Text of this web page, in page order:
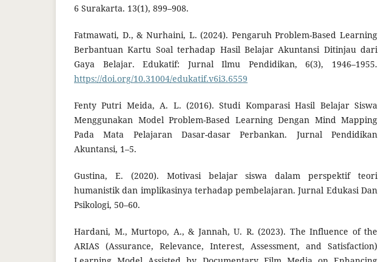
6 Surakarta. 13(1), 899–908.
Fatmawati, D., & Nurhaini, L. (2024). Pengaruh Problem-Based Learning
Berbantuan Kartu Soal terhadap Hasil Belajar Akuntansi Ditinjau dari
Gaya Belajar. Edukatif: Jurnal Ilmu Pendidikan, 6(3), 1946–1955.
https://doi.org/10.31004/edukatif.v6i3.6559
Fenty Putri Meida, A. L. (2016). Studi Komparasi Hasil Belajar Siswa
Menggunakan Model Problem-Based Learning Dengan Mind Mapping
Pada Mata Pelajaran Dasar-dasar Perbankan. Jurnal Pendidikan
Akuntansi, 1–5.
Gustina, E. (2020). Motivasi belajar siswa dalam perspektif teori
humanistik dan implikasinya terhadap pembelajaran. Jurnal Edukasi Dan
Psikologi, 50–60.
Hardani, M., Murtopo, A., & Jannah, U. R. (2023). The Influence of the
ARIAS (Assurance, Relevance, Interest, Assessment, and Satisfaction)